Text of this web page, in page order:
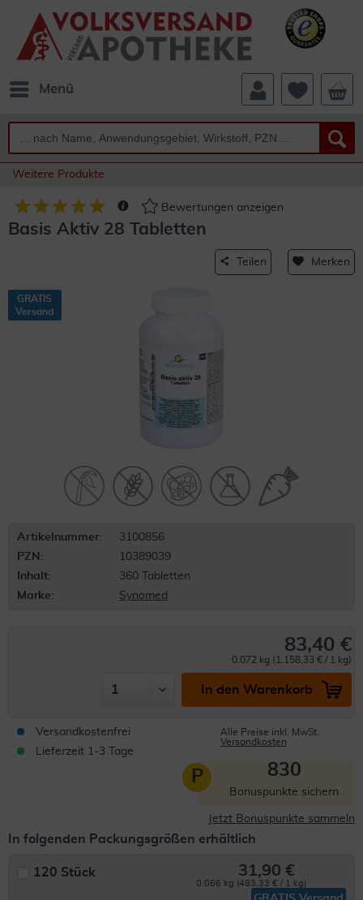
Menü
Weitere Produkte
Bewertungen anzeigen
Basis Aktiv 28 Tabletten
Teilen Merken
GRATIS
Versand
Artikelnummer:
3100856
PZN:
10389039
Inhalt:
360 Tabletten
Marke:
Synomed
83,40 €
0.072 kg (1.158,33 € / 1 kg)
In den Warenkorb
Versandkostenfrei
Lieferzeit 1-3 Tage
Alle Preise inkl. MwSt.
Versandkosten
P 830
Bonuspunkte sichern
Jetzt Bonuspunkte sammeln
In folgenden Packungsgrößen erhältlich
120 Stück 31,90 €
0.066 kg (483,33 € / 1 kg)